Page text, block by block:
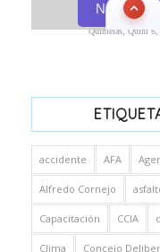
Quinielas, Quini
accidente AFA
Alfredo Cornejo
Capacitación CCIA
Clima Concejo